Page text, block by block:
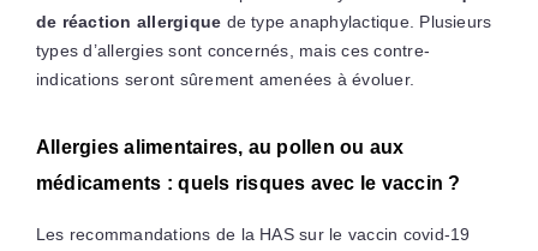
de réaction allergique de type anaphylactique. Plusieurs
types d’allergies sont concernés, mais ces contre-
indications seront sûrement amenées à évoluer.
Allergies alimentaires, au pollen ou aux
médicaments : quels risques avec le vaccin ?
Les recommandations de la HAS sur le vaccin covid-19